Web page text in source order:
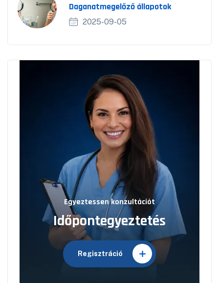
Daganatmegelőző állapotok
2025-09-05
Egyeztessen konzultációt
Időpontegyeztetés
Regisztráció